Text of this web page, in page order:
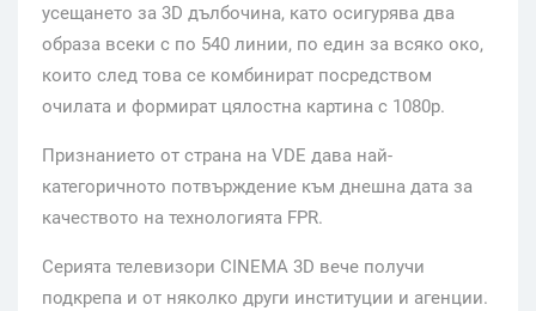
усещането за 3D дълбочина, като осигурява два
образа всеки с по 540 линии, по един за всяко око,
които след това се комбинират посредством
очилата и формират цялостна картина с 1080p.
Признанието от страна на VDE дава най-
категоричното потвърждение към днешна дата за
качеството на технологията FPR.
Серията телевизори CINEMA 3D вече получи
подкрепа и от няколко други институции и агенции.